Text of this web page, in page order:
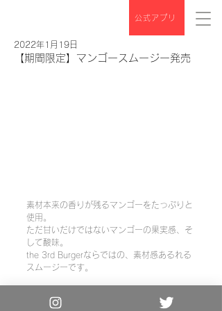
公式アプリ
【期間限定】マンゴースムージー発売
2022年1月19日
素材本来の香りが残るマンゴーをたっぷりと
使用。
ただ甘いだけではないマンゴーの果実感、そ
して酸味。
the 3rd Burgerならではの、素材感あるれる
スムージーです。
Copyright© the 3rd Burger. All Rights